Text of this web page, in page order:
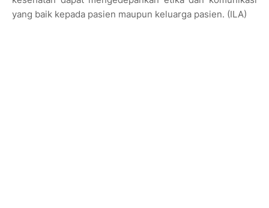
yang baik kepada pasien maupun keluarga pasien. (ILA)